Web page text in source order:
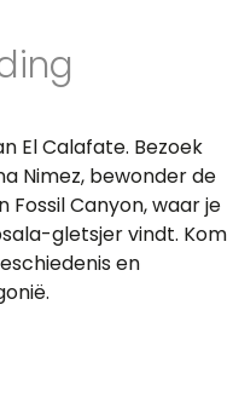
El Calafate. Bezoek
Nimez, bewonder de
Canyon, waar je
gletsjer vindt. Kom
en